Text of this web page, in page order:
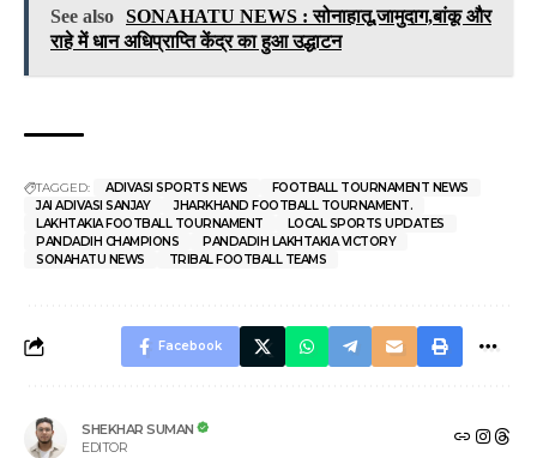
See also SONAHATU NEWS : सोनाहातू,जामुदाग,बांकू और
राहे में धान अधिप्राप्ति केंद्र का हुआ उद्धाटन
TAGGED: ADIVASI SPORTS NEWS
FOOTBALL TOURNAMENT NEWS
JAI ADIVASI SANJAY
JHARKHAND FOOTBALL TOURNAMENT.
LAKHTAKIA FOOTBALL TOURNAMENT
LOCAL SPORTS UPDATES
PANDADIH CHAMPIONS
PANDADIH LAKHTAKIA VICTORY
SONAHATU NEWS
TRIBAL FOOTBALL TEAMS
Facebook
SHEKHAR SUMAN
EDITOR